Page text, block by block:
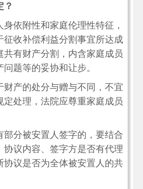
？
身依附性和家庭伦理性特征，
征收补偿利益分割事宜所达成
共有财产分割，内含家庭成员
题等的妥协和让步。
财产的处分与赠与不同，不宜
定处理，法院应尊重家庭成员
部分被安置人签字的，要结合
协议内容、签字方是否有代理
协议是否为全体被安置人的共